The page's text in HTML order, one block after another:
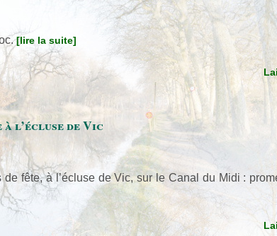
[lire la suite]
à l’écluse de Vic
fête, à l’écluse de Vic, sur le Canal du Midi :